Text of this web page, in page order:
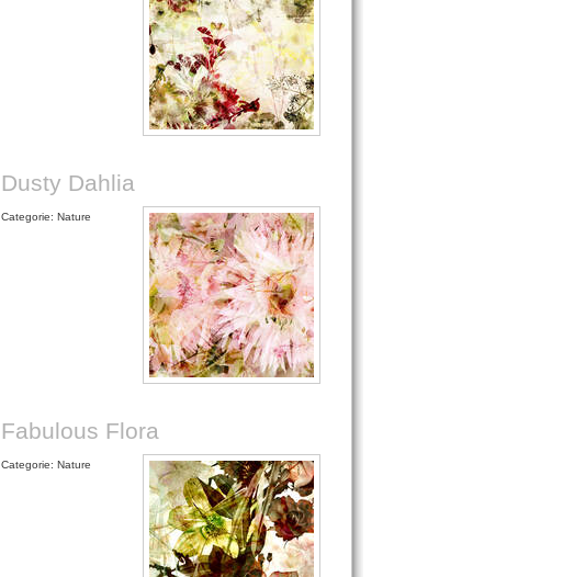
Dusty Dahlia
Categorie: Nature
Fabulous Flora
Categorie: Nature